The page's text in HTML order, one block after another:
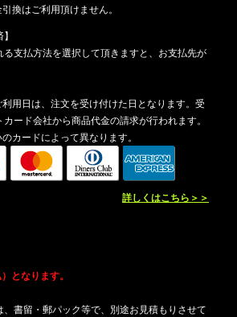
換はご利用頂けません。
支払方法を選択して頂きますと、お支払先が
用日は、注文を受け付けた日となります。受
ード会社から商品代金の請求が行われます。
カードによって異なります。
詳しくはこちら＞＞
となります。
、書留・郵パック等で、別途お見積もりさせて